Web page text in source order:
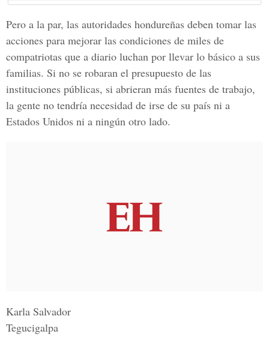
Pero a la par, las autoridades hondureñas deben tomar las
acciones para mejorar las condiciones de miles de
compatriotas que a diario luchan por llevar lo básico a sus
familias. Si no se robaran el presupuesto de las
instituciones públicas, si abrieran más fuentes de trabajo,
la gente no tendría necesidad de irse de su país ni a
Estados Unidos ni a ningún otro lado.
Karla Salvador
Tegucigalpa